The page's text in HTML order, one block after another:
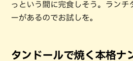
っという間に完食しそう。ランチ
ーがあるのでお試しを。
タンドールで焼く本格ナ